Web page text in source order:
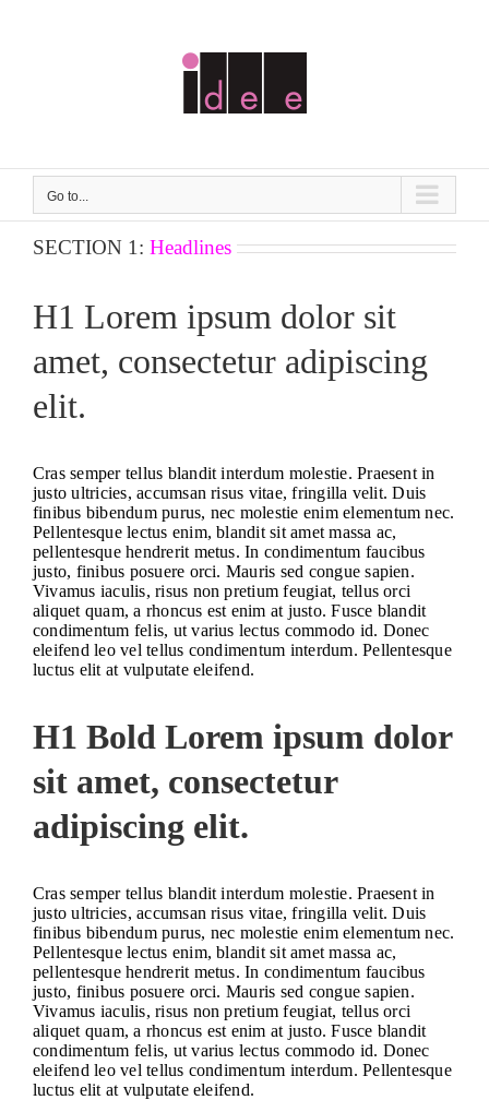
Go to...
SECTION 1: Headlines
H1 Lorem ipsum dolor sit
amet, consectetur adipiscing
elit.
Cras semper tellus blandit interdum molestie. Praesent in
justo ultricies, accumsan risus vitae, fringilla velit. Duis
finibus bibendum purus, nec molestie enim elementum nec.
Pellentesque lectus enim, blandit sit amet massa ac,
pellentesque hendrerit metus. In condimentum faucibus
justo, finibus posuere orci. Mauris sed congue sapien.
Vivamus iaculis, risus non pretium feugiat, tellus orci
aliquet quam, a rhoncus est enim at justo. Fusce blandit
condimentum felis, ut varius lectus commodo id. Donec
eleifend leo vel tellus condimentum interdum. Pellentesque
luctus elit at vulputate eleifend.
H1 Bold Lorem ipsum dolor
sit amet, consectetur
adipiscing elit.
Cras semper tellus blandit interdum molestie. Praesent in
justo ultricies, accumsan risus vitae, fringilla velit. Duis
finibus bibendum purus, nec molestie enim elementum nec.
Pellentesque lectus enim, blandit sit amet massa ac,
pellentesque hendrerit metus. In condimentum faucibus
justo, finibus posuere orci. Mauris sed congue sapien.
Vivamus iaculis, risus non pretium feugiat, tellus orci
aliquet quam, a rhoncus est enim at justo. Fusce blandit
condimentum felis, ut varius lectus commodo id. Donec
eleifend leo vel tellus condimentum interdum. Pellentesque
luctus elit at vulputate eleifend.